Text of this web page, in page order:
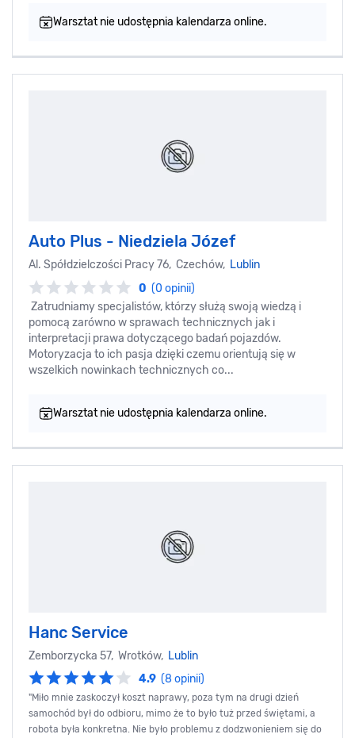
Warsztat nie udostępnia kalendarza online.
Auto Plus - Niedziela Józef
Al. Spółdzielczości Pracy 76, Czechów, Lublin
0 (0 opinii)
Zatrudniamy specjalistów, którzy służą swoją wiedzą i
pomocą zarówno w sprawach technicznych jak i
interpretacji prawa dotyczącego badań pojazdów.
Motoryzacja to ich pasja dzięki czemu orientują się w
wszelkich nowinkach technicznych co...
Warsztat nie udostępnia kalendarza online.
Hanc Service
Zemborzycka 57, Wrotków, Lublin
4.9 (8 opinii)
"Miło mnie zaskoczył koszt naprawy, poza tym na drugi dzień
samochód był do odbioru, mimo że to było tuż przed świętami, a
robota była konkretna. Nie było problemu z dodzwonieniem się do